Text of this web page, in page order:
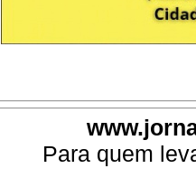
Para quem